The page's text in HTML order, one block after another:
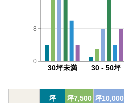
30坪未満 30 - 50坪
0
8
坪
坪7,500 坪10,000